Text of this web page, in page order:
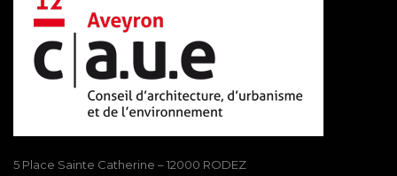
5 Place Sainte Catherine – 12000 RODEZ